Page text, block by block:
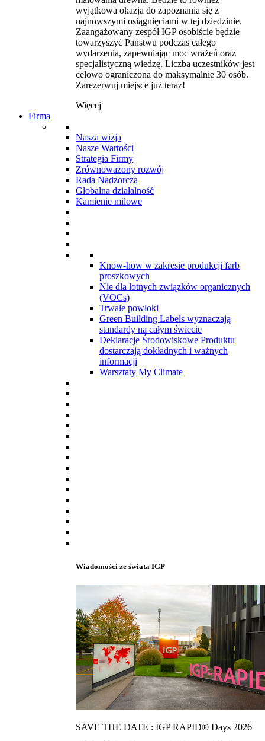
wyjątkowa okazja do zapoznania się z
najnowszymi osiągnięciami w tej dziedzinie.
Zaangażowany zespół IGP osobiście będzie
towarzyszyć Państwu podczas całego
wydarzenia, zapewniając moc wrażeń oraz
specjalistyczną wiedzę. Liczba uczestników jest
celowo ograniczona do maksymalnie 30 osób.
Zarezerwuj miejsce już teraz!
Więcej
Firma
Nasza wizja
Nasze Wartości
Strategia Firmy
Zrównoważony rozwój
Rada Nadzorcza
Globalna działalność
Kamienie milowe
Know-how w zakresie produkcji farb
proszkowych
Nie dla lotnych związków organicznych
(VOCs)
Trwałe powłoki
Green Building Labels wyznaczają
standardy na całym świecie
Deklaracje Środowiskowe Produktu
dostarczają dokładnych i ważnych
informacji
Warsztaty My Climate
Wiadomości ze świata IGP
SAVE THE DATE : IGP RAPID® Days 2026